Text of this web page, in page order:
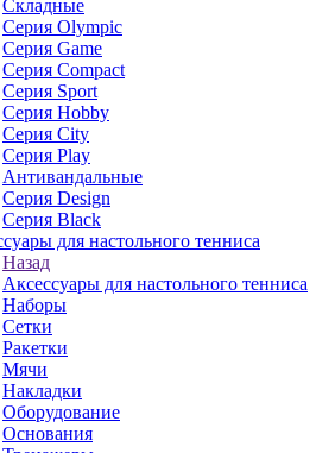
Складные
Серия Olympic
Серия Game
Серия Compact
Серия Sport
Серия Hobby
Серия City
Серия Play
Антивандальные
Серия Design
Серия Black
для настольного тенниса
Назад
Аксессуары для настольного тенниса
Наборы
Сетки
Ракетки
Мячи
Накладки
Оборудование
Основания